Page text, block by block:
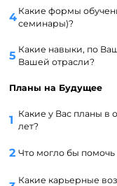
Какие формы
семинары)?
Какие навыки, по
Вашей отрасли?
Планы на Будущее
Какие у Вас планы
лет?
Что могло бы
Какие карьерные